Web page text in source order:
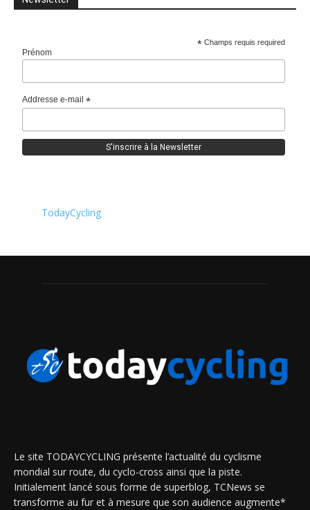
* Champs requis required
Prénom
Addresse e-mail*
TodayCycling
Le site TODAYCYCLING présente l’actualité du cyclisme
mondial sur route, du cyclo-cross ainsi que la piste.
Initialement lancé sous forme de superblog, TCNews se
transforme au fur et à mesure que son audience augmente*